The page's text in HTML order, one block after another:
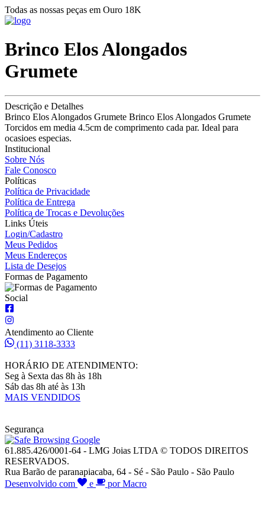
Todas as nossas peças em Ouro 18K
Brinco Elos Alongados
Grumete
Descrição e Detalhes
Brinco Elos Alongados Grumete Brinco Elos Alongados Grumete
Torcidos em media 4.5cm de comprimento cada par. Ideal para
ocasioes especias.
Institucional
Sobre Nós
Fale Conosco
Políticas
Política de Privacidade
Política de Entrega
Política de Trocas e Devoluções
Links Úteis
Login/Cadastro
Meus Pedidos
Meus Endereços
Lista de Desejos
Formas de Pagamento
Social
Atendimento ao Cliente
(11) 3118-3333
HORÁRIO DE ATENDIMENTO:
Seg à Sexta das 8h às 18h
Sáb das 8h até às 13h
MAIS VENDIDOS
Segurança
61.885.426/0001-64 - LMG Joias LTDA © TODOS DIREITOS
RESERVADOS.
Rua Barão de paranapiacaba, 64 - Sé - São Paulo - São Paulo
Desenvolvido com
e por Macro